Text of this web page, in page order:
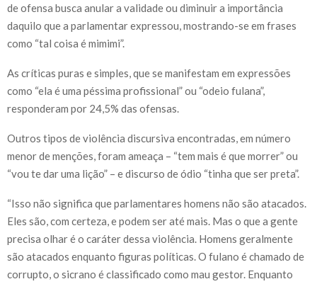
de ofensa busca anular a validade ou diminuir a importância
daquilo que a parlamentar expressou, mostrando-se em frases
como “tal coisa é mimimi”.
As críticas puras e simples, que se manifestam em expressões
como “ela é uma péssima profissional” ou “odeio fulana”,
responderam por 24,5% das ofensas.
Outros tipos de violência discursiva encontradas, em número
menor de menções, foram ameaça – “tem mais é que morrer” ou
“vou te dar uma lição” – e discurso de ódio “tinha que ser preta”.
“Isso não significa que parlamentares homens não são atacados.
Eles são, com certeza, e podem ser até mais. Mas o que a gente
precisa olhar é o caráter dessa violência. Homens geralmente
são atacados enquanto figuras políticas. O fulano é chamado de
corrupto, o sicrano é classificado como mau gestor. Enquanto